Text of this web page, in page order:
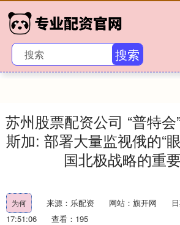
搜索
苏州股票配资公司 “普特
斯加: 部署大量监视俄的“
国北极战略的重
为何 来源：乐配资 网站：旗开网
17:51:06
查看：195